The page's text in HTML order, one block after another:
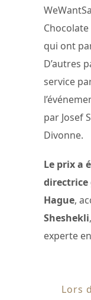
qui ont
D’autres
service
par Josef
Divonne.
Le prix a
directrice
Hague,
Sheshekli
experte
Lors